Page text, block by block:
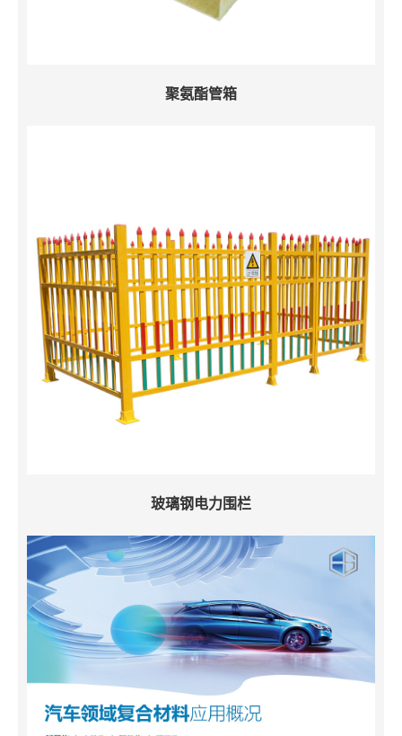
聚氨酯管箱
玻璃钢电力围栏